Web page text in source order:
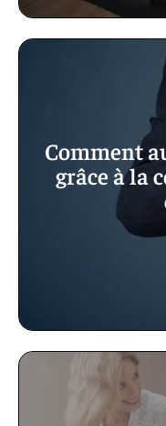
Comment
grâce à la